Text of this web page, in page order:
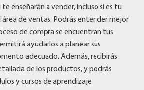
enseñarán a vender, incluso si es tu
de ventas. Podrás entender mejor
de compra se encuentran tus
ayudarlos a planear sus
adecuado. Además, recibirás
de los productos, y podrás
y cursos de aprendizaje